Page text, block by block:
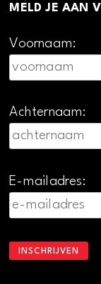
MELD JE AAN
Voornaam:
Achternaam:
E-mailadres: